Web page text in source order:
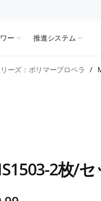
ー 推進システム
ーズ：ポリマープロペラ /
2枚/セ